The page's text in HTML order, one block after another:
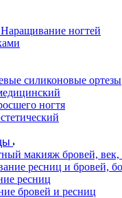
ногтей
силиконовые ортезы
ногтя
макияж бровей, век,
ресниц и бровей,
ресниц
бровей и ресниц